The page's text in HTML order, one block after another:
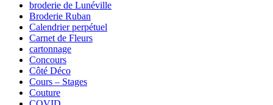
broderie de Lunéville
Broderie Ruban
Calendrier perpétuel
Carnet de Fleurs
cartonnage
Concours
Côté Déco
Cours – Stages
Couture